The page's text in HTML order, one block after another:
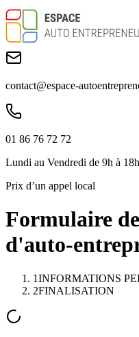
contact@espace-
01 86 76 72 72
Lundi au Vendredi de 9h à 18h
Prix d’un appel local
Formulaire
d'auto-
1INFORMATIONS
2FINALISATION